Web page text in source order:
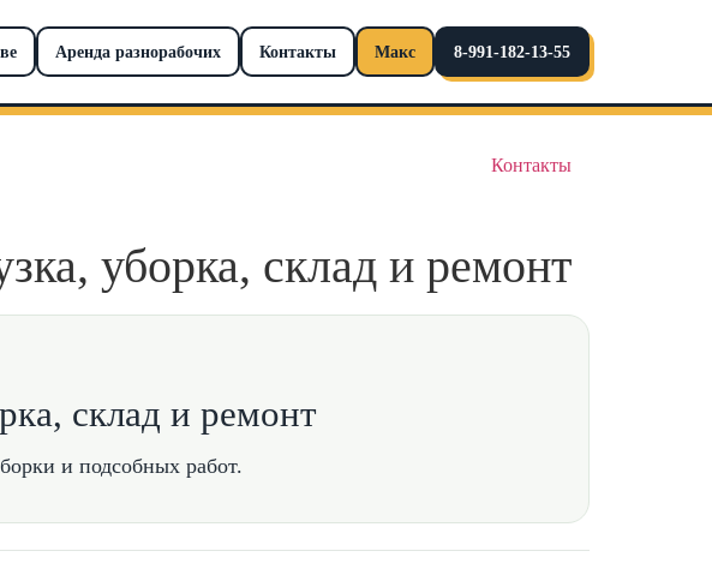
Аренда разнорабочих Контакты Макс 8-991-182-13-55
Контакты
уборка, склад и ремонт
склад и ремонт
и подсобных работ.